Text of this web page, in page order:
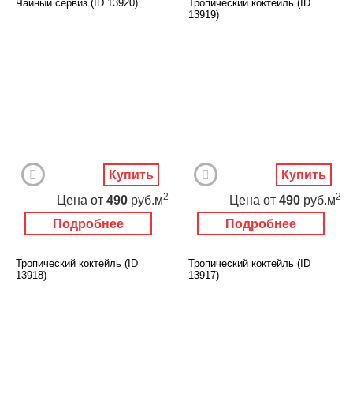
Чайный сервиз (ID 13920)
Подробнее
Цена от 490 руб.м2
Купить
Тропический коктейль (ID
13919)
Подробнее
Цена от 490 руб.м2
Купить
Тропический коктейль (ID
13918)
Тропический коктейль (ID
13917)